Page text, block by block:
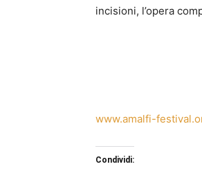
incisioni, l’opera
www.amalfi-
Condividi: